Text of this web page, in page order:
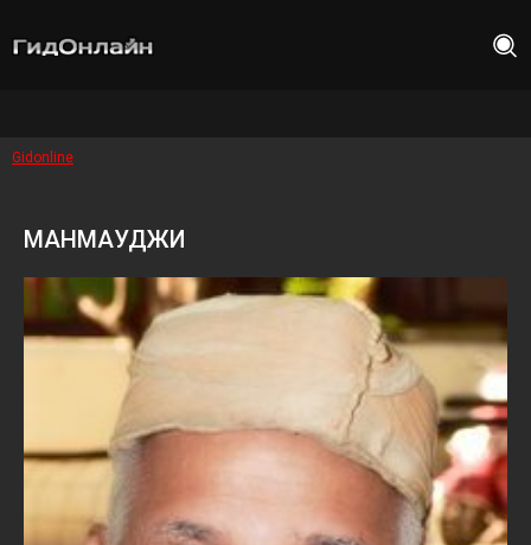
Gidonline
МАНМАУДЖИ